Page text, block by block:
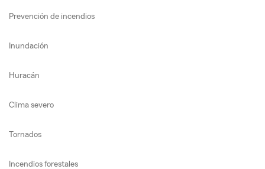
Prevención de incendios
Inundación
Huracán
Clima severo
Tornados
Incendios forestales